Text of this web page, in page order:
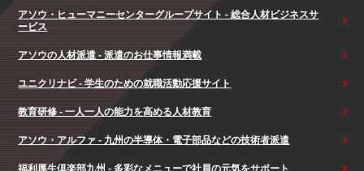
アソウ・ヒューマニーセンターグループサイト - 総合人材ビジネスサ
ービス
アソウの人材派遣 - 派遣のお仕事情報満載
ユニクリナビ - 学生のための就職活動応援サイト
教育研修 - 一人一人の能力を高める人材教育
アソウ・アルファ - 九州の半導体・電子部品などの技術者派遣
福利厚生倶楽部九州 - 多彩なメニューで社員の元気をサポート